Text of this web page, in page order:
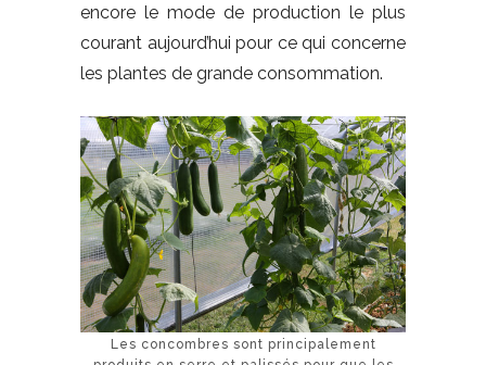
encore le mode de production le plus
courant aujourd’hui pour ce qui concerne
les plantes de grande consommation.
Les concombres sont principalement